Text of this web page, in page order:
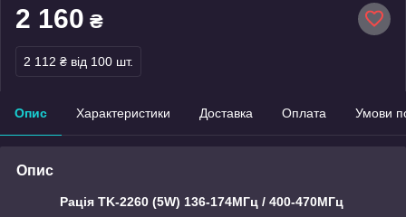
2 160 ₴
2 112 ₴ від 100 шт.
Опис Характеристики Доставка Оплата Умови
Опис
Рація TK-2260 (5W) 136-174МГц / 400-470МГц